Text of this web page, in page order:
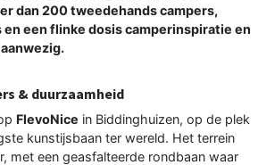
dan 200 tweedehands campers,
een flinke dosis camperinspiratie en
& duurzaamheid
FlevoNice in Biddinghuizen, op de plek
kunstijsbaan ter wereld. Het terrein
met een geasfalteerde rondbaan waar